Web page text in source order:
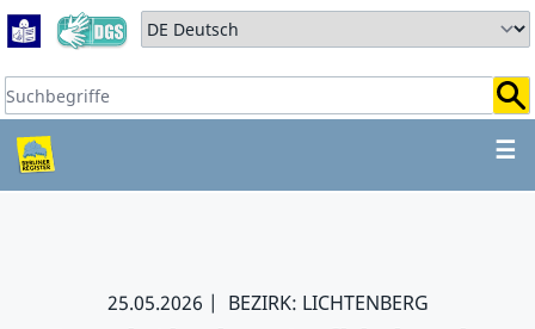
Zum Hauptbereich springen
Zum Hauptmenü springen
Sprache auswählen:
Suchbegriffe:
☰
ZUM HAUPTBEREICH
25.05.2026 BEZIRK: LICHTENBERG